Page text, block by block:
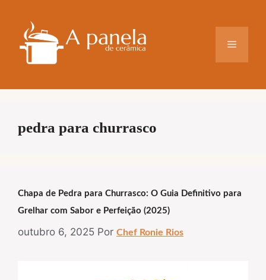
conteúdo
Menu
pedra para churrasco
Chapa de Pedra para Churrasco: O Guia Definitivo para
Grelhar com Sabor e Perfeição (2025)
outubro 6, 2025 Por Chef Ronie Rios